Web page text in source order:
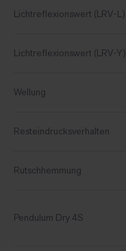
Lichtreflexionswert (LRV-L)
Lichtreflexionswert (LRV-Y)
Wellung
Resteindrucksverhalten
Rutschhemmung
Pendulum Dry 4S